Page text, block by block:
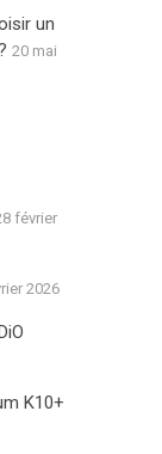
un
20 mai
février
2026
K10+